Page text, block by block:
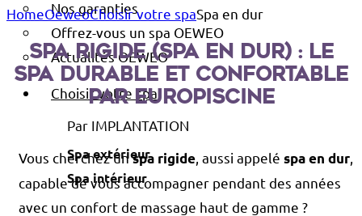
Nos garanties
Offrez-vous un spa OEWEO
Actualités OEWEO
Choisir votre spa
Par IMPLANTATION
Spa extérieur
Spa intérieur
HomeOeweoChoisir votre spaSpa en dur
Spa rigide (spa en dur) : le
spa durable et confortable
par EuroPiscine
Vous cherchez unspa rigide , aussi appelé spa en dur
capable de vous accompagner pendant des années
avec un confort de massage haut de gamme ?